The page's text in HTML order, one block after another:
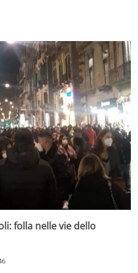
folla nelle vie dello